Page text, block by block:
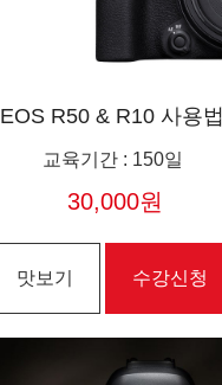
EOS R50 & R10 사용법
교육기간: 150일
30,000원
맛보기 수강신청